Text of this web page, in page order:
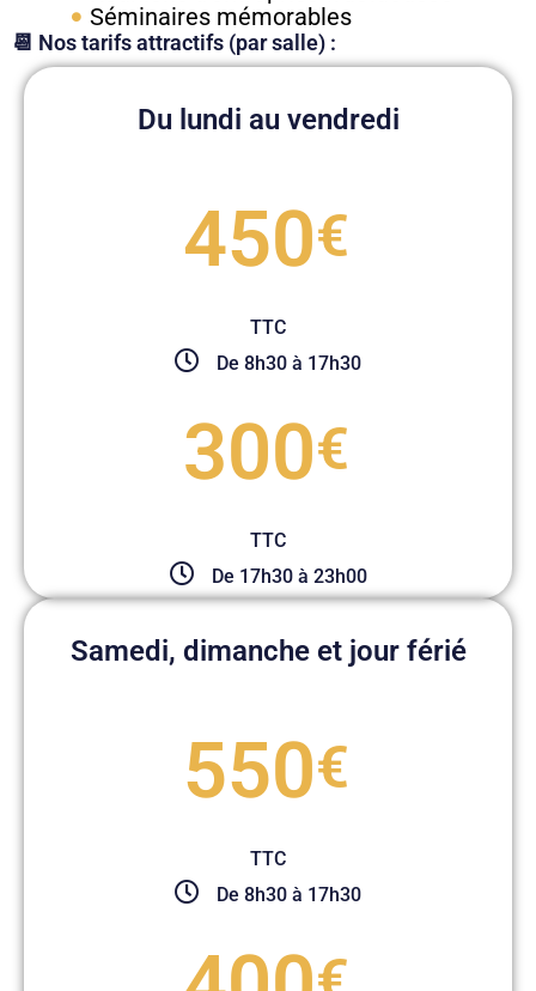
Séminaires mémorables
📆 Nos tarifs attractifs (par salle) :
Du lundi au vendredi
450€
TTC
De 8h30 à 17h30
300€
TTC
De 17h30 à 23h00
Samedi, dimanche et jour férié
550€
TTC
De 8h30 à 17h30